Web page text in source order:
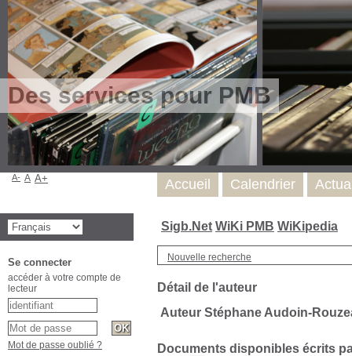
Des services pour PMB
Sigb.Net WiKi PMB WiKipedia
Nouvelle recherche
Détail de l'auteur
Auteur Stéphane Audoin-
Documents disponibles écrits
Accueil Calendrier
A- A A+
Se connecter
accéder à votre compte de
lecteur
Mot de passe oublié ?